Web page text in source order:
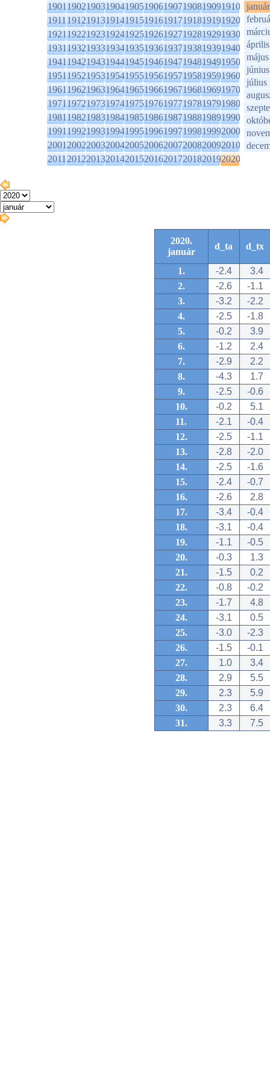
1901190219031904190519061907190819091910
1911191219131914191519161917191819191920
1921192219231924192519261927192819291930
1931193219331934193519361937193819391940
1941194219431944194519461947194819491950
1951195219531954195519561957195819591960
1961196219631964196519661967196819691970
1971197219731974197519761977197819791980
1981198219831984198519861987198819891990
1991199219931994199519961997199819992000
2001200220032004200520062007200820092010
2011201220132014201520162017201820192020
január
április
május
június
július
2020.
január
d_ta d_tx
1. -2.4
3.4
2.
-2.6
-1.1
3.
-3.2
-2.2
4.
-2.5
-1.8
5.
-0.2
3.9
6.
-1.2
2.4
7.
-2.9
2.2
8.
-4.3
1.7
9.
-2.5
-0.6
10.
-0.2
5.1
11.
-2.1
-0.4
12.
-2.5
-1.1
13.
-2.8
-2.0
14.
-2.5
-1.6
15.
-2.4
-0.7
16.
-2.6
2.8
17.
-3.4
-0.4
18.
-3.1
-0.4
19.
-1.1
-0.5
20.
-0.3
1.3
21.
-1.5
0.2
22.
-0.8
-0.2
23.
-1.7
4.8
24.
-3.1
0.5
25.
-3.0
-2.3
26.
-1.5
-0.1
27.
1.0
3.4
28.
2.9
5.5
29.
2.3
5.9
30.
2.3
6.4
31.
3.3 7.5